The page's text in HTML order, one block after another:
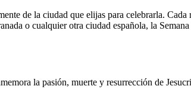
de la ciudad que elijas para celebrarla.
o cualquier otra ciudad española, la
la pasión, muerte y resurrección de